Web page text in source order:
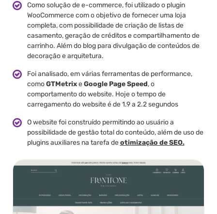
Como solução de e-commerce, foi utilizado o plugin
WooCommerce com o objetivo de fornecer uma loja
completa, com possibilidade de criação de listas de
casamento, geração de créditos e compartilhamento de
carrinho. Além do blog para divulgação de conteúdos de
decoração e arquitetura.
Foi analisado, em várias ferramentas de performance,
comoGTMetrixeGoogle Page Speed, o
comportamento do website. Hoje o tempo de
carregamento do website é de 1.9 a 2.2 segundos
O website foi construído permitindo ao usuário a
possibilidade de gestão total do conteúdo, além de uso de
plugins auxiliares na tarefa deotimização de SEO.